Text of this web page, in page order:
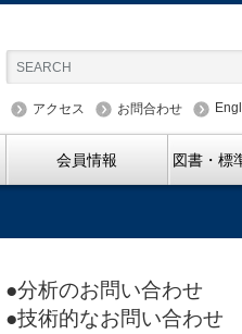
アクセス お問合わせ
会員情報 図書・標
●分析のお問い合わせ
●技術的なお問い合わせ